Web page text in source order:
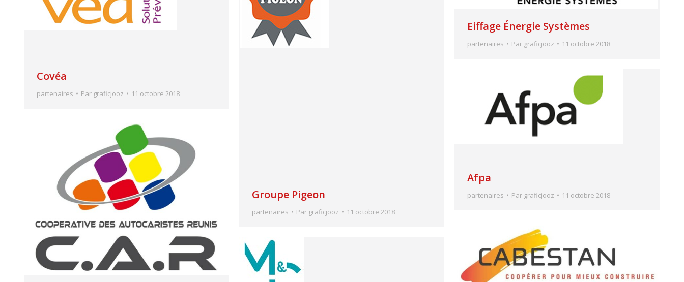
Covéa
partenaires Par graficjooz 11 octobre 2018
Groupe Pigeon
partenaires Par graficjooz 11 octobre 2018
Eiffage Énergie Systèmes
partenaires Par graficjooz 11 octobre 2018
Afpa
partenaires Par graficjooz 11 octobre 2018